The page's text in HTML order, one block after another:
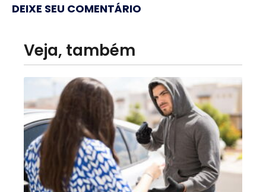
DEIXE SEU COMENTÁRIO
Veja, também